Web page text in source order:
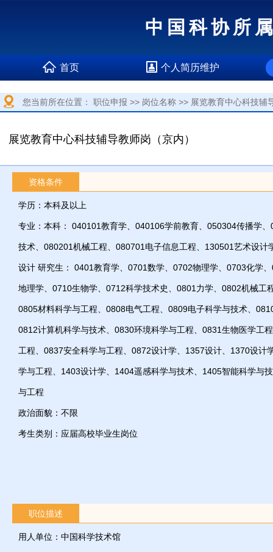
中国科协所
首页 个人简历维护
您当前所在位置： 职位申报 >> 岗位名称 >> 展览教育中心科技辅
展览教育中心科技辅导教师岗（京内）
资格条件
学历：本科及以上
专业：本科： 040101教育学、040106学前教育、050304传播学
技术、080201机械工程、080701电子信息工程、130501艺术设计
设计 研究生： 0401教育学、0701数学、0702物理学、0703化学
地理学、0710生物学、0712科学技术史、0801力学、0802机械工
0805材料科学与工程、0808电气工程、0809电子科学与技术、
0812计算机科学与技术、0830环境科学与工程、0831生物医学工
工程、0837安全科学与工程、0872设计学、1357设计、1370设计
学与工程、1403设计学、1404遥感科学与技术、1405智能科学与
与工程
政治面貌：不限
考生类别：应届高校毕业生岗位
职位描述
用人单位：中国科学技术馆